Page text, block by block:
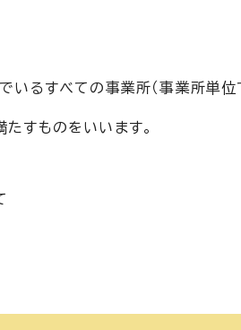
るすべての事業所（事業所単位
すものをいいます。